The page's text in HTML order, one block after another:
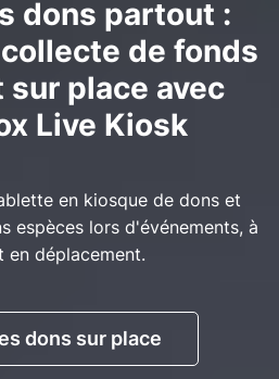
dons partout :
de fonds
sur place avec
Live Kiosk
en kiosque de dons et
espèces lors d'événements, à
en déplacement.
dons sur place